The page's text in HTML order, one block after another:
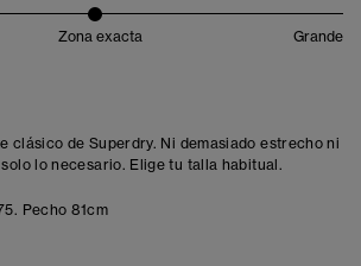
Zona exacta Grande
clásico de Superdry. Ni demasiado estrecho ni
lo necesario. Elige tu talla habitual.
Pecho 81cm